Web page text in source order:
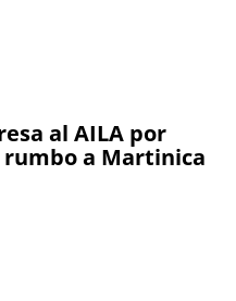
al AILA por
a Martinica